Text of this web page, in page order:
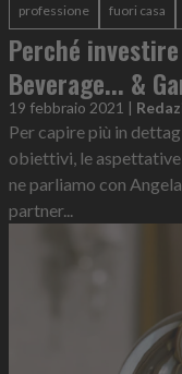
professione fuori casa
Perché
Beverage... &
19 febbraio 2021 |
Per capire più in
obiettivi, le
ne parliamo con
partner...